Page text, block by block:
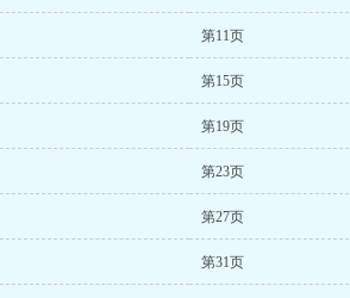
第11页
第15页
第19页
第23页
第27页
第31页